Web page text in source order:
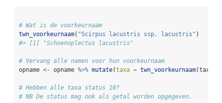
# Wat is de voorkeurnaam
twn_voorkeurnaam( "Scirpus lacustris ssp. lacustris" )
#> [1] "Schoenoplectus lacustris"
# Vervang alle namen voor hun voorkeurnaam
opname <- opname %>% mutate(taxa = twn_voorkeurnaam(taxa))
# Hebben alle taxa status 10?
# NB De status mag ook als getal worden opgegeven.